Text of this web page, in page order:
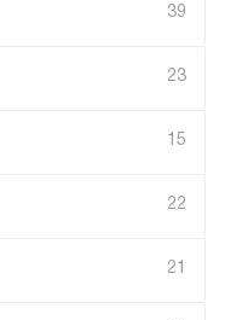
39
23
15
22
21